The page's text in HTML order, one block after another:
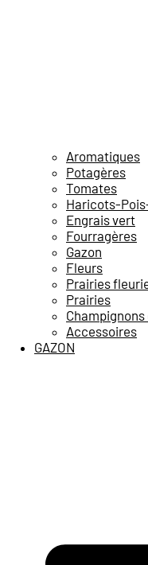
Aromatiques
Potagères
Tomates
Haricots-
Engrais vert
Fourragères
Gazon
Fleurs
Prairies
Prairies
Accessoires
GAZON